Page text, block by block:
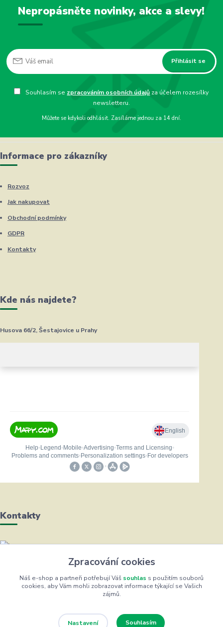
Nepropásněte novinky, akce a slevy!
Přihlásit se
Souhlasím se zpracováním osobních údajů za účelem rozesílky
newsletteru.
Můžete se kdykoli odhlásit. Zasíláme jednou za 14 dní.
Informace pro zákazníky
Rozvoz
Jak nakupovat
Obchodní podmínky
GDPR
Kontakty
Kde nás najdete?
Husova 66/2, Šestajovice u Prahy
Kontakty
Helena Bayerová
+420 604 711 491
(Po-Čt, 8-16 hod.)
Zpracování cookies
Náš e-shop a partneři potřebují Váš souhlas s použitím souborů
cookies, aby Vám mohli zobrazovat informace týkající se Vašich
zájmů.
Nastavení Souhlasím